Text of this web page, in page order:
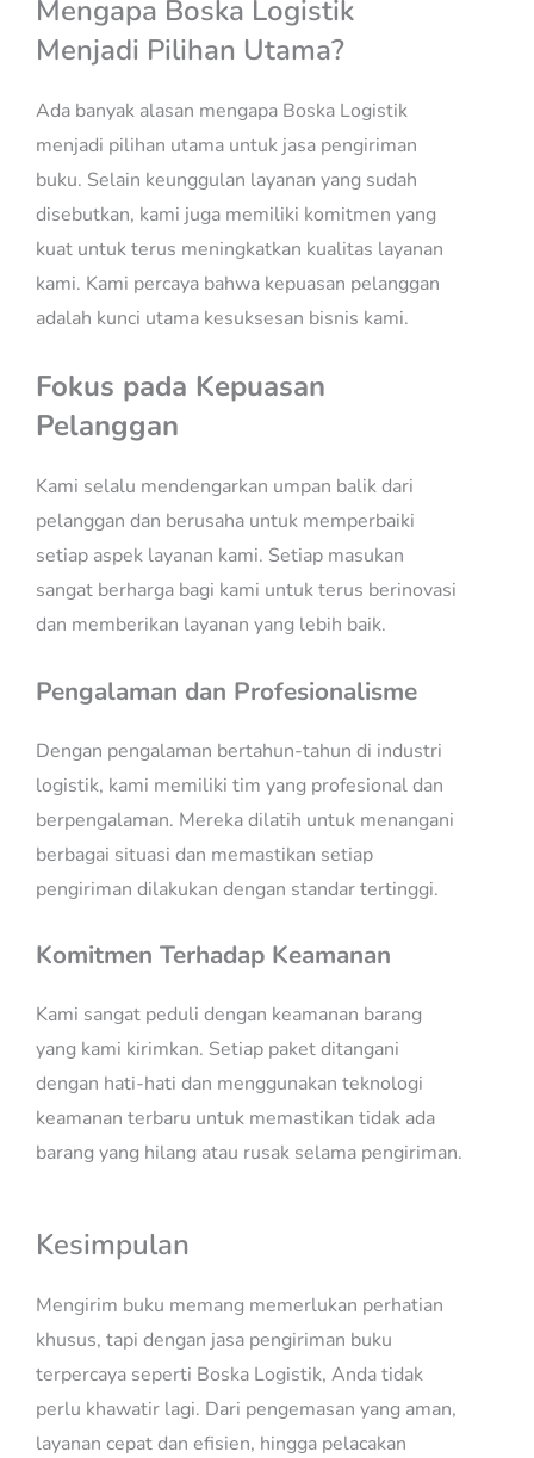
Mengapa Boska Logistik
Menjadi Pilihan Utama?
Ada banyak alasan mengapa Boska Logistik
menjadi pilihan utama untuk jasa pengiriman
buku. Selain keunggulan layanan yang sudah
disebutkan, kami juga memiliki komitmen yang
kuat untuk terus meningkatkan kualitas layanan
kami. Kami percaya bahwa kepuasan pelanggan
adalah kunci utama kesuksesan bisnis kami.
Fokus pada Kepuasan
Pelanggan
Kami selalu mendengarkan umpan balik dari
pelanggan dan berusaha untuk memperbaiki
setiap aspek layanan kami. Setiap masukan
sangat berharga bagi kami untuk terus berinovasi
dan memberikan layanan yang lebih baik.
Pengalaman dan Profesionalisme
Dengan pengalaman bertahun-tahun di industri
logistik, kami memiliki tim yang profesional dan
berpengalaman. Mereka dilatih untuk menangani
berbagai situasi dan memastikan setiap
pengiriman dilakukan dengan standar tertinggi.
Komitmen Terhadap Keamanan
Kami sangat peduli dengan keamanan barang
yang kami kirimkan. Setiap paket ditangani
dengan hati-hati dan menggunakan teknologi
keamanan terbaru untuk memastikan tidak ada
barang yang hilang atau rusak selama pengiriman.
Kesimpulan
Mengirim buku memang memerlukan perhatian
khusus, tapi dengan jasa pengiriman buku
terpercaya seperti Boska Logistik, Anda tidak
perlu khawatir lagi. Dari pengemasan yang aman,
layanan cepat dan efisien, hingga pelacakan